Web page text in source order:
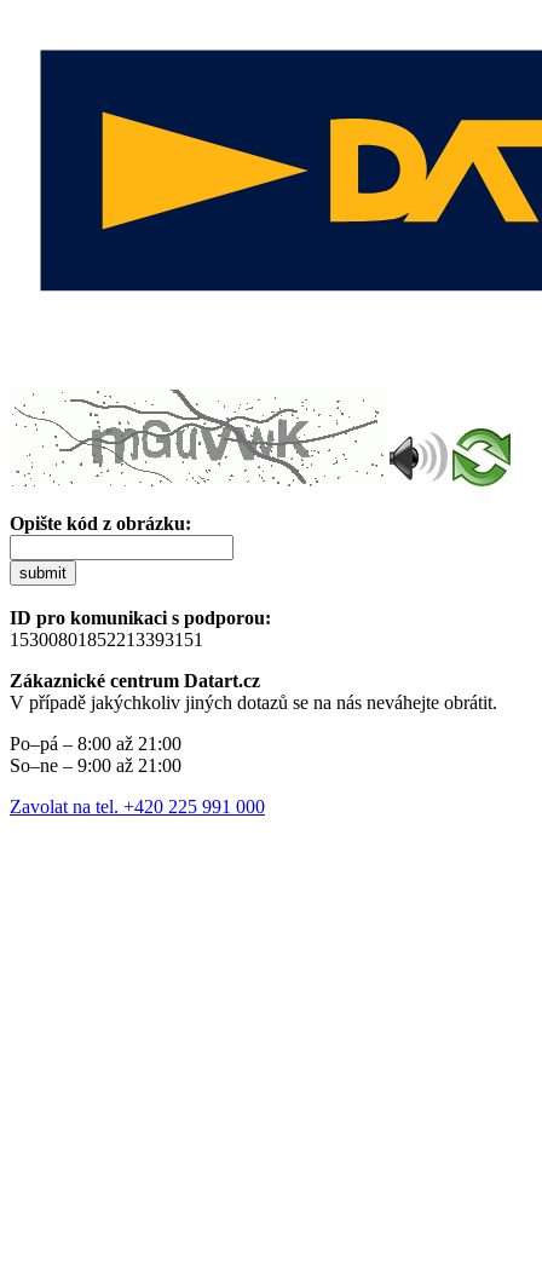
Opište kód z obrázku:
submit
ID pro komunikaci s podporou:
15300801852213393151
Zákaznické centrum Datart.cz
V případě jakýchkoliv jiných dotazů se na nás neváhejte obrátit.
Po–pá – 8:00 až 21:00
So–ne – 9:00 až 21:00
Zavolat na tel. +420 225 991 000